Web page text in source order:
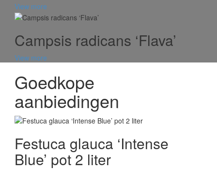
View more
Campsis radicans ‘Flava’
View more
Goedkope
aanbiedingen
Festuca glauca ‘Intense
Blue’ pot 2 liter